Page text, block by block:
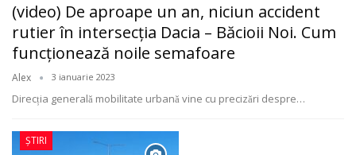
(video) De aproape un an, niciun accident
rutier în intersecţia Dacia – Băcioii Noi. Cum
funcţionează noile semafoare
Alex 3 ianuarie 2023
Direcția generală mobilitate urbană vine cu precizări despre…
ȘTIRI